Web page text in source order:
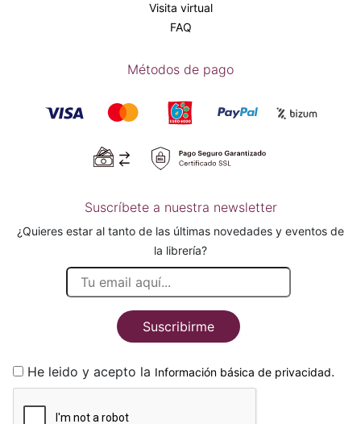
Visita virtual
FAQ
Métodos de pago
Suscríbete a nuestra newsletter
¿Quieres estar al tanto de las últimas novedades y eventos de
la librería?
Suscribirme
He leido y acepto la Información básica de privacidad.